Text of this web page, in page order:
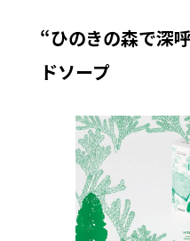
“ひのきの森で深
ドソープ